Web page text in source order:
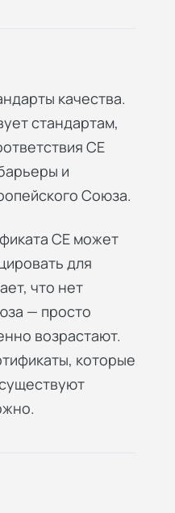
качества.
стандартам,
СЕ
и
Союза.
СЕ может
для
что нет
— просто
возрастают.
которые